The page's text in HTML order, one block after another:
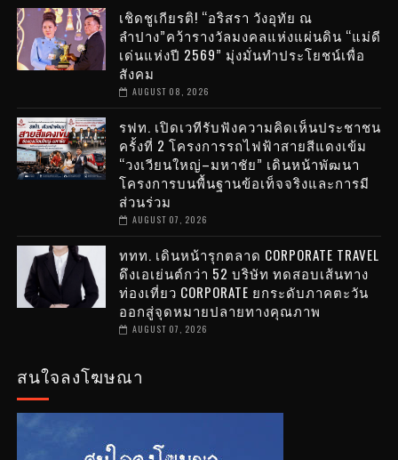
เชิดชูเกียรติ! “อริสรา วังอุทัย ณ
ลำปาง”คว้ารางวัลมงคลแห่งแผ่นดิน “แม่ดี
เด่นแห่งปี 2569” มุ่งมั่นทำประโยชน์เพื่อ
สังคม
AUGUST 08, 2026
รฟท. เปิดเวทีรับฟังความคิดเห็นประชาชน
ครั้งที่ 2 โครงการรถไฟฟ้าสายสีแดงเข้ม
“วงเวียนใหญ่–มหาชัย” เดินหน้าพัฒนา
โครงการบนพื้นฐานข้อเท็จจริงและการมี
ส่วนร่วม
AUGUST 07, 2026
ททท. เดินหน้ารุกตลาด CORPORATE TRAVEL
ดึงเอเย่นต์กว่า 52 บริษัท ทดสอบเส้นทาง
ท่องเที่ยว CORPORATE ยกระดับภาคตะวัน
ออกสู่จุดหมายปลายทางคุณภาพ
AUGUST 07, 2026
สนใจลงโฆษณา